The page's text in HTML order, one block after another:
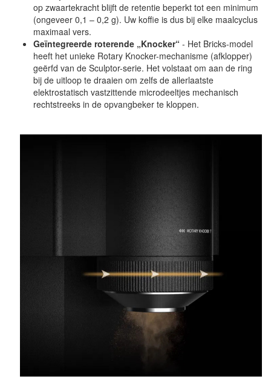
op zwaartekracht blijft de retentie beperkt tot een minimum
(ongeveer 0,1 – 0,2 g). Uw koffie is dus bij elke maalcyclus
maximaal vers.
Geïntegreerde roterende „Knocker“ - Het Bricks-model
heeft het unieke Rotary Knocker-mechanisme (afklopper)
geërfd van de Sculptor-serie. Het volstaat om aan de ring
bij de uitloop te draaien om zelfs de allerlaatste
elektrostatisch vastzittende microdeeltjes mechanisch
rechtstreeks in de opvangbeker te kloppen.